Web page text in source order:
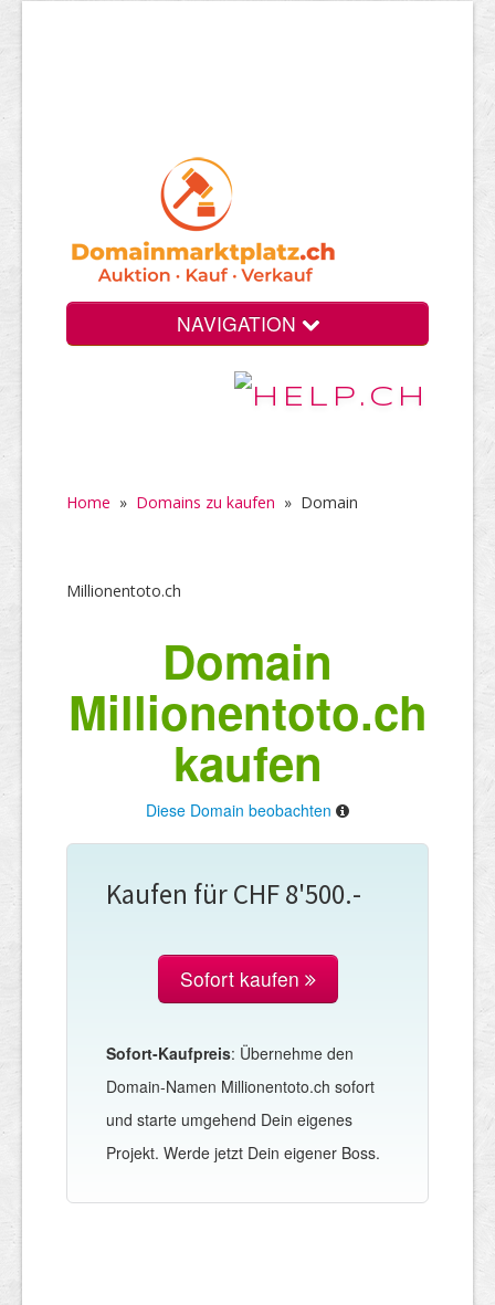
NAVIGATION
Home » Domains zu kaufen » Domain
Millionentoto.ch
Domain
Millionentoto.ch
kaufen
Diese Domain beobachten
Kaufen für CHF 8'500.-
Sofort kaufen
Sofort-Kaufpreis: Übernehme den
Domain-Namen Millionentoto.ch sofort
und starte umgehend Dein eigenes
Projekt. Werde jetzt Dein eigener Boss.